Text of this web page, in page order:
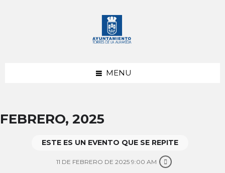
MENU
FEBRERO, 2025
ESTE ES UN EVENTO QUE SE REPITE
11 DE FEBRERO DE 2025 9:00 AM